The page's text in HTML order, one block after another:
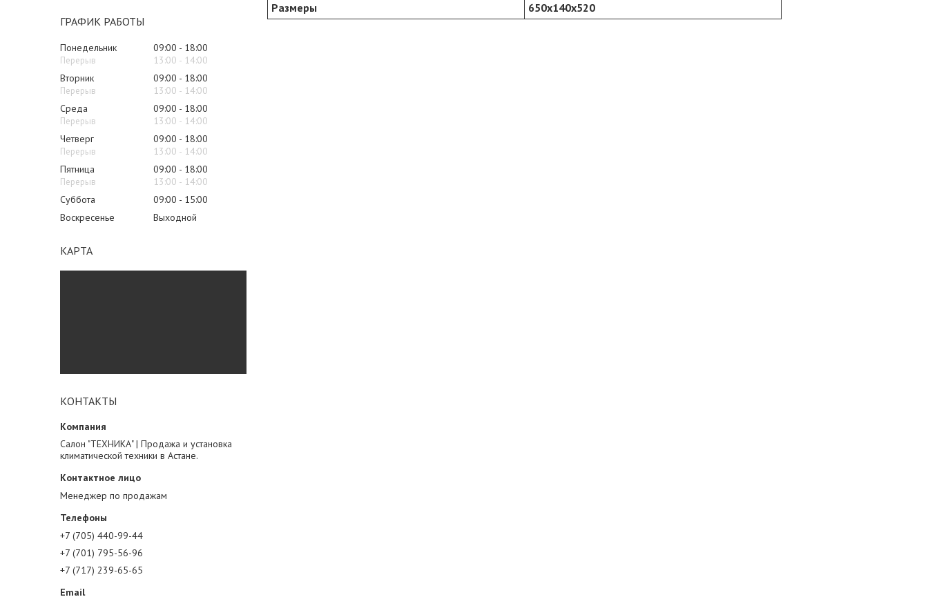
ГРАФИК РАБОТЫ
Понедельник 09:00
18:00
13:00
14:00
Вторник
09:00
18:00
13:00
14:00
Среда
09:00
18:00
13:00
14:00
Четверг
09:00
18:00
13:00
14:00
Пятница
09:00
18:00
13:00
14:00
Суббота
09:00
15:00
Воскресенье
Выходной
КАРТА
КОНТАКТЫ
Салон "ТЕХНИКА" | Продажа и установка
климатической техники в Астане.
Менеджер по продажам
+7 (705) 440-99-44
+7 (701) 795-56-96
+7 (717) 239-65-65
Размеры
650х140х520